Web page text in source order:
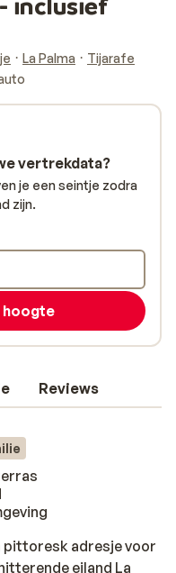
La Palma
Tijarafe
Reviews
pittoresk adresje voor
eiland La
vertrekdata?
je een seintje zodra
zijn.
hoogte